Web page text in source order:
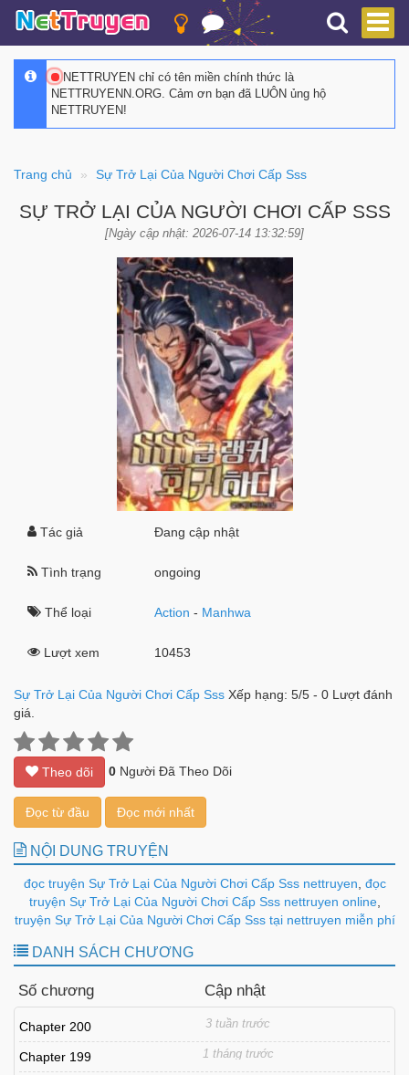
NETTRUYEN chỉ có tên miền chính thức là
NETTRUYENN.ORG. Cảm ơn bạn đã LUÔN ủng hộ
NETTRUYEN!
Trang chủ Sự Trở Lại Của Người Chơi Cấp Sss
SỰ TRỞ LẠI CỦA NGƯỜI CHƠI CẤP SSS
[Ngày cập nhật: 2026-07-14 13:32:59]
Tác giả Đang cập nhật
Tình trạng ongoing
Thể loại Action - Manhwa
Lượt xem 10453
Sự Trở Lại Của Người Chơi Cấp Sss Xếp hạng: 5/5 - 0 Lượt đánh
giá.
Theo dõi 0 Người Đã Theo Dõi
Đọc từ đầu Đọc mới nhất
NỘI DUNG TRUYỆN
đọc truyện Sự Trở Lại Của Người Chơi Cấp Sss nettruyen đọc
truyện Sự Trở Lại Của Người Chơi Cấp Sss nettruyen online,
truyện Sự Trở Lại Của Người Chơi Cấp Sss tại nettruyen miễn phí
DANH SÁCH CHƯƠNG
Số chương Cập nhật
Chapter 200 3 tuần trước
Chapter 199 1 tháng trước